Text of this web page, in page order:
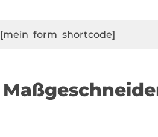
[mein_form_shortcode]